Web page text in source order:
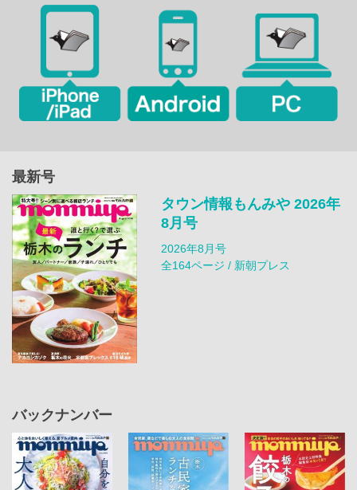
最新号
タウン情報もんみや 2026年
8月号
2026年8月号
全164ページ / 新朝プレス
バックナンバー